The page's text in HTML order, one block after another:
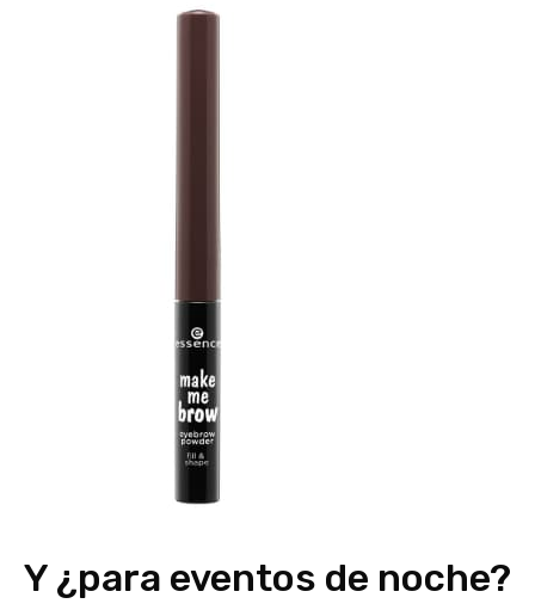
Y ¿para eventos de noche?